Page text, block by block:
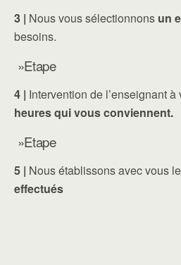
3 | Nous vous sélectionnons un
besoins.
»Etape
4 | Intervention de l’enseignant
heures qui vous conviennent.
»Etape
5 | Nous établissons avec vous
effectués